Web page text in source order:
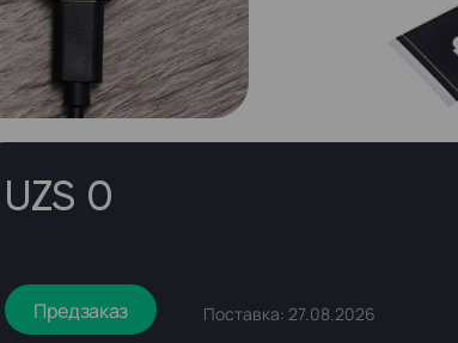
UZS 0
Предзаказ Поставка: 27.08.2026